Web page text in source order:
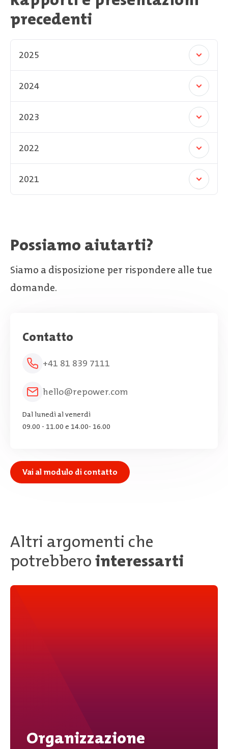
precedenti
2025
2024
2023
2022
2021
Possiamo aiutarti?
Siamo a disposizione per rispondere alle tue
domande.
Contatto
+41 81 839 7111
hello@repower.com
Dal lunedì al venerdì
09.00 - 11.00 e 14.00- 16.00
Vai al modulo di contatto
Altri argomenti che
potrebberointeressarti
Organizzazione